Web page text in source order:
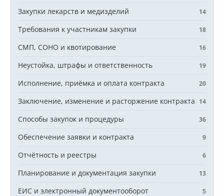
Закупки лекарств и медизделий 14
Требования к участникам закупки 18
СМП, СОНО и квотирование 16
Неустойка, штрафы и ответственность 19
Исполнение, приёмка и оплата контракта 20
Заключение, изменение и расторжение контракта 14
Способы закупок и процедуры 36
Обеспечение заявки и контракта 9
Отчётность и реестры 6
Планирование и документация закупки 13
ЕИС и электронный документооборот 5